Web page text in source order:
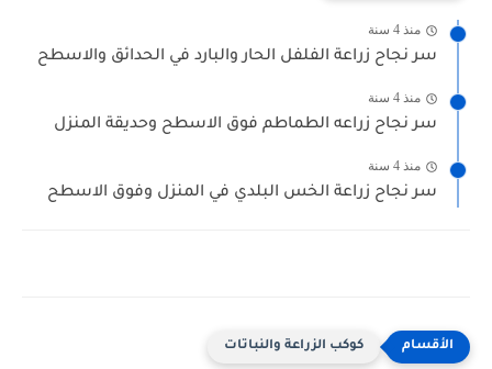
منذ 4 سنة
سر نجاح زراعة الفلفل الحار والبارد في الحدائق والاسطح
منذ 4 سنة
سر نجاح زراعه الطماطم فوق الاسطح وحديقة المنزل
منذ 4 سنة
سر نجاح زراعة الخس البلدي في المنزل وفوق الاسطح
كوكب الزراعة والنباتات